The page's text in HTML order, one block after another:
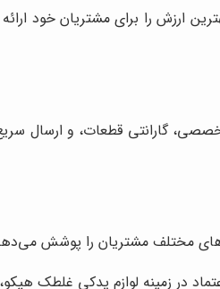
ارزش را برای مشتریان خود
گارانتی قطعات، و ارسال
مختلف مشتریان را پوشش
در زمینه لوازم یدکی غلطک